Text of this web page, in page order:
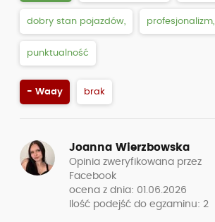
dobry stan pojazdów, profesjonalizm,
punktualność
- Wady brak
Joanna Wierzbowska
Opinia zweryfikowana przez
Facebook
ocena z dnia: 01.06.2026
Ilość podejść do egzaminu: 2